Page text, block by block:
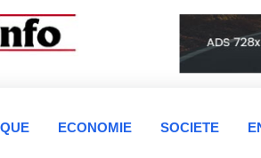
ECONOMIE SOCIETE